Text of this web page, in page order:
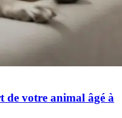
de votre animal âgé à